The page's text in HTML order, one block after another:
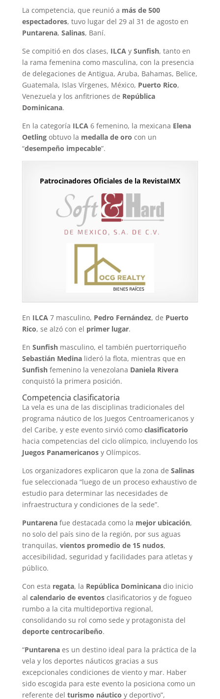
La competencia, que reunió a más de 500
espectadores, tuvo lugar del 29 al 31 de agosto en
Puntarena, Salinas, Baní.
Se compitió en dos clases, ILCA y Sunfish, tanto en
la rama femenina como masculina, con la presencia
de delegaciones de Antigua, Aruba, Bahamas, Belice,
Guatemala, Islas Vírgenes, México, Puerto Rico,
Venezuela y los anfitriones de República
Dominicana.
En la categoría ILCA 6 femenino, la mexicana Elena
Oetlingobtuvo la medalla de oro con un
“desempeño impecable”.
Patrocinadores Oficiales de la RevistaIMX
En ILCA7 masculino, Pedro Fernández, de Puerto
Rico, se alzó con el primer lugar.
En Sunfishmasculino, el también puertorriqueño
Sebastián Medinalideró la flota, mientras que en
Sunfishfemenino la venezolana Daniela Rivera
conquistó la primera posición.
Competencia clasificatoria
La vela es una de las disciplinas tradicionales del
programa náutico de los Juegos Centroamericanos y
del Caribe, y este evento sirvió como clasificatorio
hacia competencias del ciclo olímpico, incluyendo los
Juegos Panamericanosy Olímpicos.
Los organizadores explicaron que la zona de Salinas
fue seleccionada “luego de un proceso exhaustivo de
estudio para determinar las necesidades de
infraestructura y condiciones de la sede”.
Puntarenafue destacada como la mejor ubicación,
no solo del país sino de la región, por sus aguas
tranquilas, vientos promedio de 15 nudos,
accesibilidad, seguridad y facilidades para atletas y
público.
Con esta regata, la República Dominicanadio inicio
al calendario de eventosclasificatorios y de fogueo
rumbo a la cita multideportiva regional,
consolidando su rol como sede y protagonista del
deporte centrocaribeño.
“Puntarenaes un destino ideal para la práctica de la
vela y los deportes náuticos gracias a sus
excepcionales condiciones de viento y mar. Haber
sido escogida para este evento la posiciona como un
referente del turismo náutico y deportivo”,